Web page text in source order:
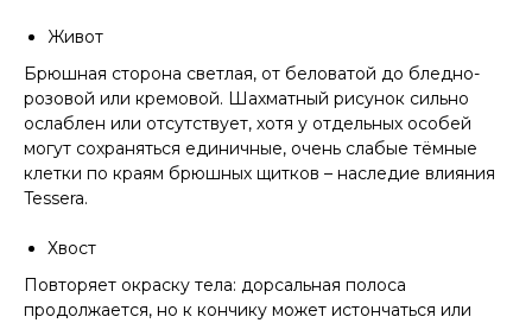
Живот
Брюшная сторона светлая, от беловатой до бледно-
розовой или кремовой. Шахматный рисунок сильно
ослаблен или отсутствует, хотя у отдельных особей
могут сохраняться единичные, очень слабые тёмные
клетки по краям брюшных щитков – наследие влияния
Tessera.
Хвост
Повторяет окраску тела: дорсальная полоса
продолжается, но к кончику может истончаться или